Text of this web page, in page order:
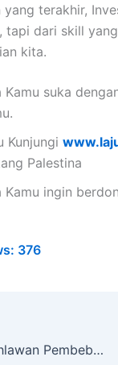
yang terakhir,
tapi dari skill
kita.
Kamu suka
Kunjungi
Palestina
Kamu ingin
376
Ternyata Ini! 2 Pahlawan Pembebas Al Quds